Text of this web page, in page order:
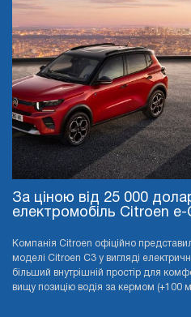
За ціною від 25 000
електромобіль Citroen e-
Компанія Citroen офіційно
моделі Citroen C3 у вигляді
більший внутрішній простір для
вищу позицію водія за кермом (+100